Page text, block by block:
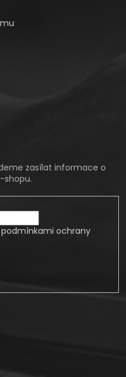
zasílat informace o
shopu.
podmínkami ochrany